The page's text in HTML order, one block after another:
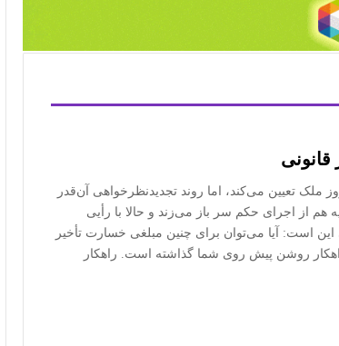
قانونی
ملک تعیین می‌کند، اما روند تجدیدنظرخواهی آن‌قدر
از اجرای حکم سر باز می‌زند و حالا با رأیی
است: آیا می‌توان برای چنین مبلغی خسارت تأخیر
روشن پیش روی شما گذاشته است. راهکار